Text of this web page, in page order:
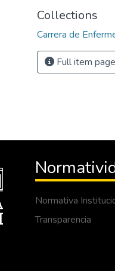
Collections
Carrera de
Full item page
Normativa
Transparencia